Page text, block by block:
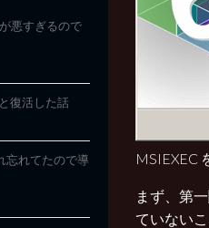
MSIEXEC
まず、第
ていないこ
悪すぎるので
復活した話
忘れてたので導